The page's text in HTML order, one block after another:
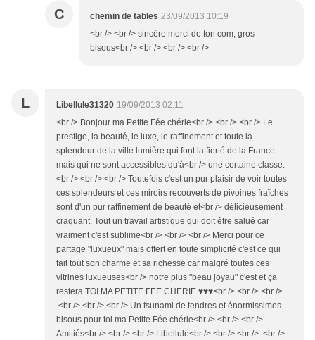
C chemin de tables 23/09/2013 10:19
<br /> <br /> sincère merci de ton com, gros
bisous<br /> <br /> <br /> <br />
L Libellule31320 19/09/2013 02:11
<br /> Bonjour ma Petite Fée chérie<br /> <br /> <br /> Le
prestige, la beauté, le luxe, le raffinement et toute la
splendeur de la ville lumière qui font la fierté de la France
mais qui ne sont accessibles qu'à<br /> une certaine classe.
<br /> <br /> <br /> Toutefois c'est un pur plaisir de voir toutes
ces splendeurs et ces miroirs recouverts de pivoines fraîches
sont d'un pur raffinement de beauté et<br /> délicieusement
craquant. Tout un travail artistique qui doit être salué car
vraiment c'est sublime<br /> <br /> <br /> Merci pour ce
partage "luxueux" mais offert en toute simplicité c'est ce qui
fait tout son charme et sa richesse car malgré toutes ces
vitrines luxueuses<br /> notre plus "beau joyau" c'est et ça
restera TOI MA PETITE FEE CHERIE ♥♥♥<br /> <br /> <br />
<br /> <br /> <br /> Un tsunami de tendres et énormissimes
bisous pour toi ma Petite Fée chérie<br /> <br /> <br />
Amitiés<br /> <br /> <br /> Libellule<br /> <br /> <br /> <br />